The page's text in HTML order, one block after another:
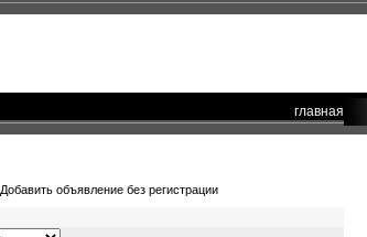
главная
Добавить объявление без регистрации